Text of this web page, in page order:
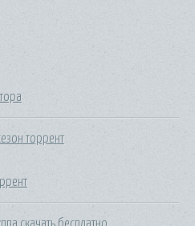
торрент
скачать бесплатно